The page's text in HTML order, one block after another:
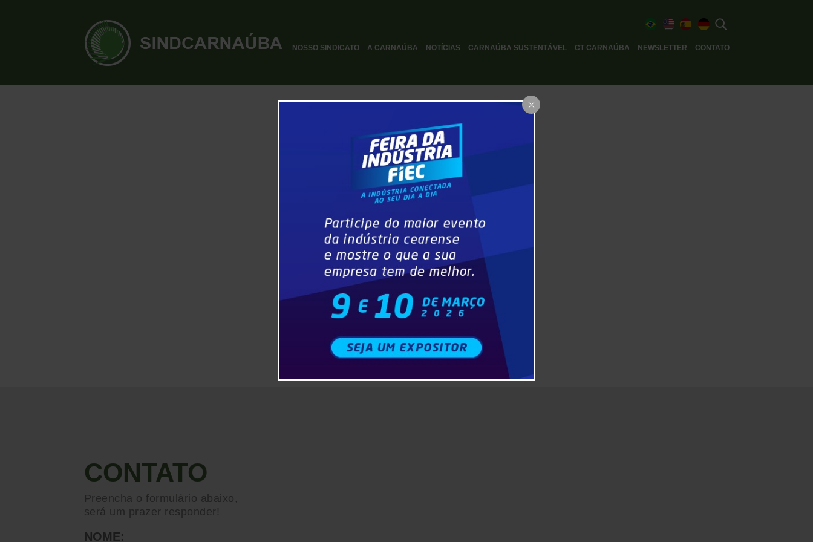
NOSSO SINDICATO A CARNAÚBA NOTÍCIAS CARNAÚBA SUSTENTÁVEL CT CARNAÚBA NEWSLETTER CONTATO
CONTATO
Preencha o formulário abaixo,
será um prazer responder!
NOME: